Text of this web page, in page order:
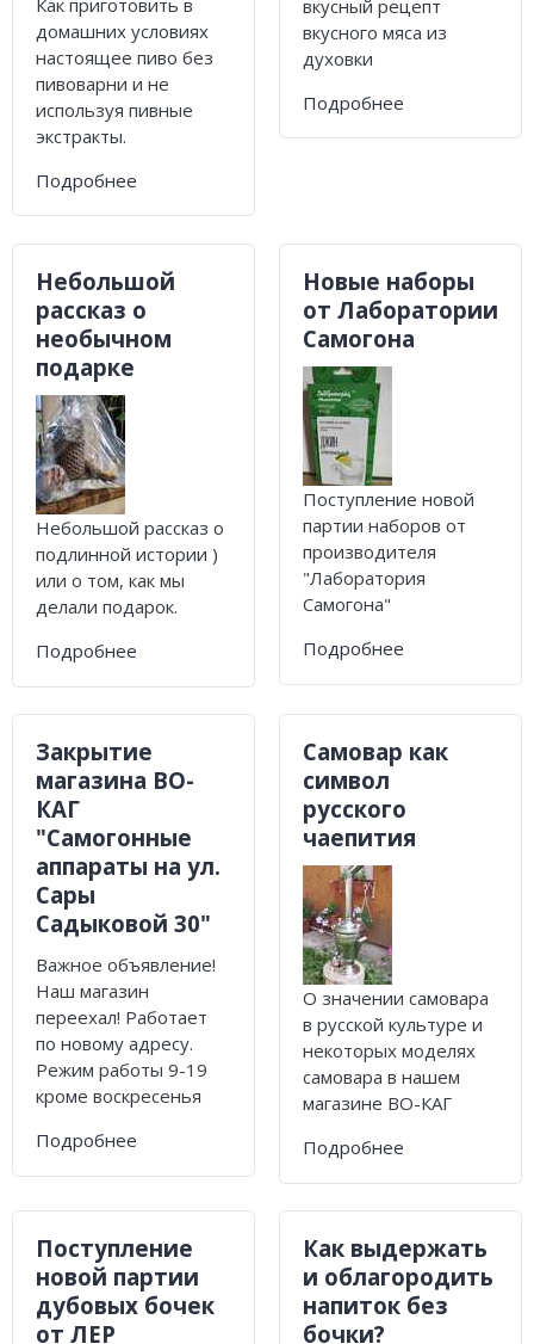
домашних условиях
настоящее пиво без
пивоварни и не
используя пивные
экстракты.
Подробнее
вкусный рецепт
вкусного мяса из
духовки
Подробнее
Небольшой
рассказ о
необычном
подарке
Небольшой рассказ о
подлинной истории )
или о том, как мы
делали подарок.
Подробнее
Новые наборы
от Лаборатории
Самогона
Поступление новой
партии наборов от
производителя
"Лаборатория
Самогона"
Подробнее
Закрытие
магазина ВО-
КАГ
"Самогонные
аппараты на ул.
Сары
Садыковой 30"
Важное объявление!
Наш магазин
переехал! Работает
по новому адресу.
Режим работы 9-19
кроме воскресенья
Подробнее
Самовар как
символ
русского
чаепития
О значении самовара
в русской культуре и
некоторых моделях
самовара в нашем
магазине ВО-КАГ
Подробнее
Поступление
новой партии
дубовых бочек
от ЛЕР
Как выдержать
и облагородить
напиток без
бочки?